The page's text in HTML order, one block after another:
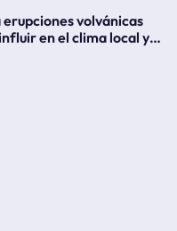
erupciones volvánicas
en el clima local y